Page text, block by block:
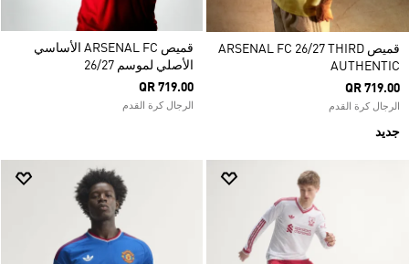
قميص ARSENAL FC 26/27 THIRD
AUTHENTIC
QR 719.00
الرجال كرة القدم
جديد
قميص ARSENAL FC الأساسي
الأصلي لموسم 26/27
QR 719.00
الرجال كرة القدم